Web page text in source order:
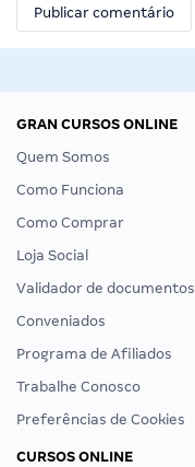
GRAN CURSOS ONLINE
Quem Somos
Como Funciona
Como Comprar
Loja Social
Validador de documentos
Conveniados
Programa de Afiliados
Trabalhe Conosco
Preferências de Cookies
CURSOS ONLINE